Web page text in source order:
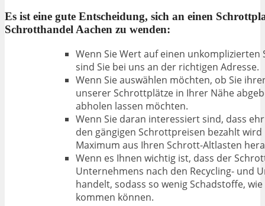
Es ist eine gute Entscheidung, sich an einen
Schrotthandel Aachen zu wenden:
Wenn Sie Wert auf einen unkomplizierten
sind Sie bei uns an der richtigen Adresse.
Wenn Sie auswählen möchten, ob Sie
unserer Schrottplätze in Ihrer Nähe
abholen lassen möchten.
Wenn Sie daran interessiert sind, dass
den gängigen Schrottpreisen bezahlt wird
Maximum aus Ihren Schrott-Altlasten
Wenn es Ihnen wichtig ist, dass der
Unternehmens nach den Recycling- und
handelt, sodass so wenig Schadstoffe,
kommen können.